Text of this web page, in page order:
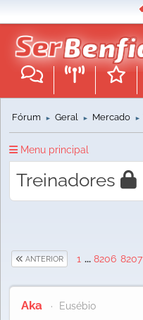
Fórum ► Geral ► Mercado ►
Menu principal
Treinadores
ANTERIOR 1 ... 8206 8207
Aka Eusébio